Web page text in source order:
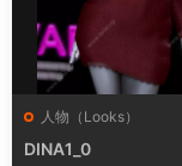
人物（Looks）
DINA1_0